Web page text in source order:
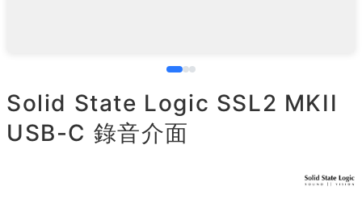
Solid State Logic SSL2 MKII
USB-C 錄音介面